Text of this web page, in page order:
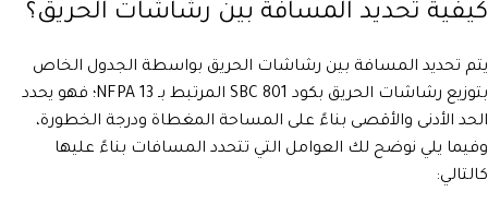
كيفية تحديد المسافة بين رشاشات الحريق؟
يتم تحديد المسافة بين رشاشات الحريق بواسطة الجدول الخاص
بتوزيع رشاشات الحريق بكود SBC 801 المرتبط بـ NFPA 13؛ فهو يحدد
الحد الأدنى والأقصى بناءً على المساحة المغطاة ودرجة الخطورة،
وفيما يلي نوضح لك العوامل التي تتحدد المسافات بناءً عليها
كالتالي: